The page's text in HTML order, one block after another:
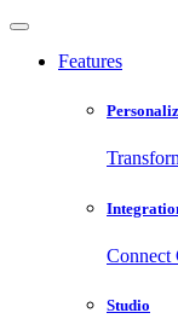
Features
Connect
Studio